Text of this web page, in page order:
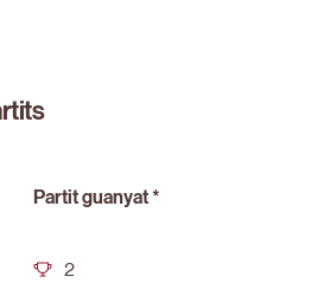
Partit guanyat *
2